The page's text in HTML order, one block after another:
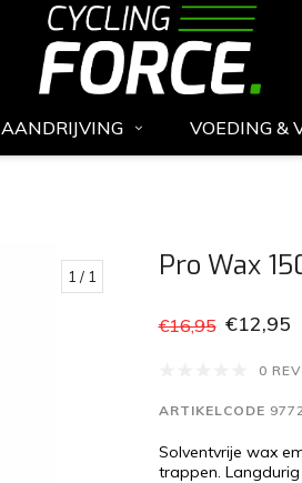
AANDRIJVING VOEDING &
1 / 1 Pro Wax
€16,95 €12,95
0
ARTIKELCODE
Solventvrije wax
trappen.